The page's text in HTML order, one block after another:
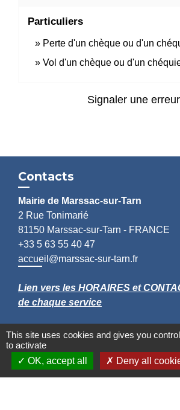
Particuliers
Perte d'un chèque ou d'un
Vol d'un chèque ou d'un
Signaler une
Contacts
Mairie de Marssac-sur-Tarn
2 Rue Tonimarié
81150 Marssac-sur-Tarn - FRANCE
+33 5 63 55 40 47
accueil@marssac-sur-tarn.fr
Lien vers les HORAIRES et
de chaque service
This site uses cookies and gives you
to activate
OK, accept all
Deny all